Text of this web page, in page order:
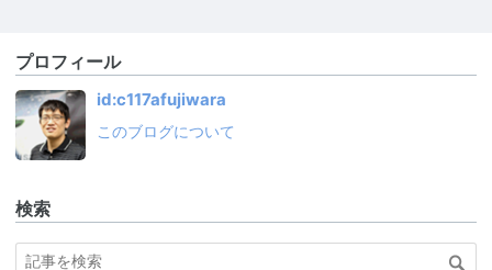
プロフィール
id:c117afujiwara
このブログについて
検索